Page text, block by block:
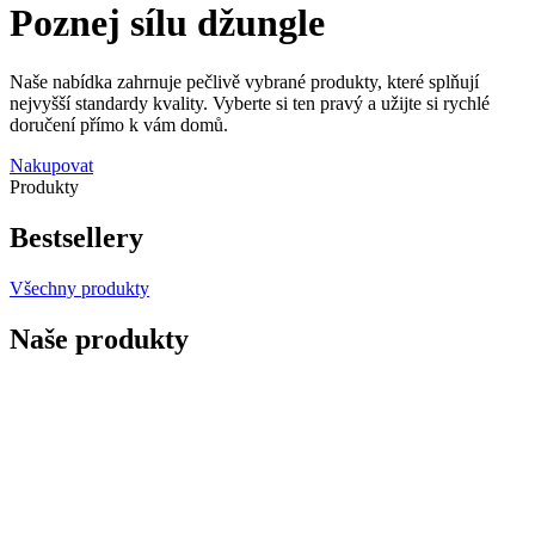
Poznej sílu džungle
Naše nabídka zahrnuje pečlivě vybrané produkty, které splňují
nejvyšší standardy kvality. Vyberte si ten pravý a užijte si rychlé
doručení přímo k vám domů.
Nakupovat
Produkty
Bestsellery
Všechny produkty
Naše produkty